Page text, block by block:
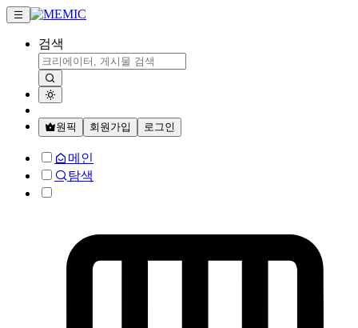
검색
원픽 회원가입 로그인
메인
탐색